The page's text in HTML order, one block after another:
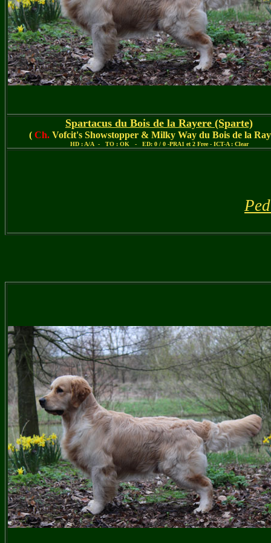
Spartacus du Bois de la Rayere (Sparte)
( Ch. Vofcit's Showstopper & Milky Way du Bois de la
HD : A/A - TO : OK - ED: 0 / 0 -PRA1 et 2 Free - ICT-A : Clear